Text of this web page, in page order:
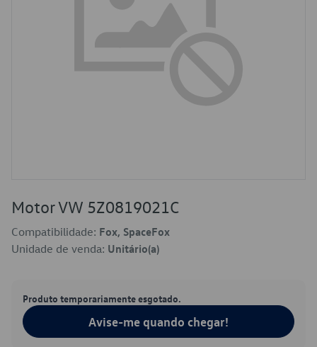
Motor VW 5Z0819021C
Compatibilidade: Fox, SpaceFox
Unidade de venda: Unitário(a)
Produto temporariamente esgotado.
Avise-me quando chegar!